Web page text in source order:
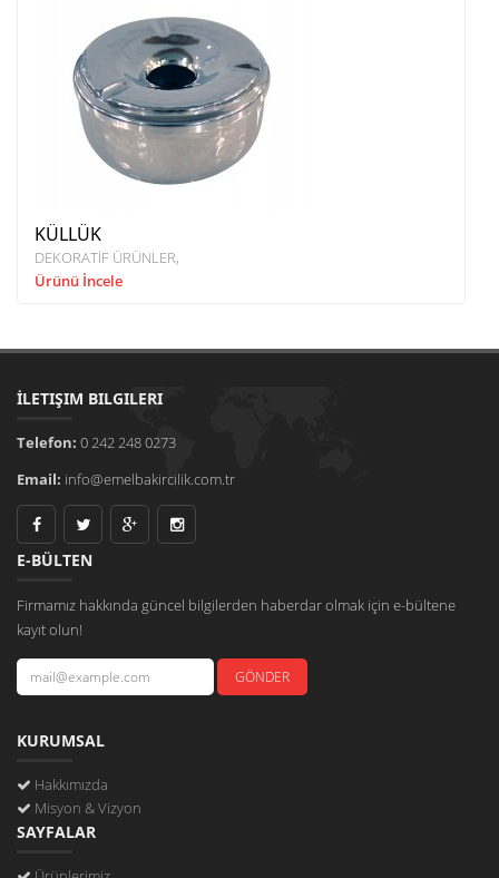
KÜLLÜK
DEKORATİF ÜRÜNLER
Ürünü İncele
İLETIŞIM BILGILERI
Telefon: 0 242 248 0273
Email: info@emelbakircilik.com.tr
E-BÜLTEN
Firmamız hakkında güncel bilgilerden haberdar olmak için e-bültene
kayıt olun!
KURUMSAL
Hakkımızda
Misyon & Vizyon
SAYFALAR